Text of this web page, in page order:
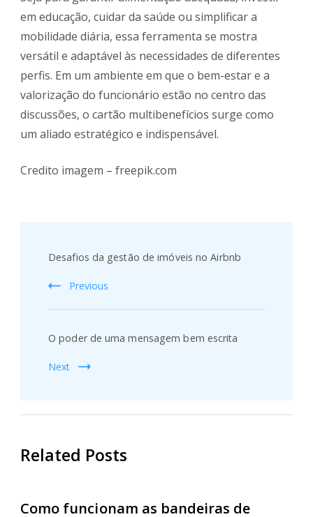
em educação, cuidar da saúde ou simplificar a
mobilidade diária, essa ferramenta se mostra
versátil e adaptável às necessidades de diferentes
perfis. Em um ambiente em que o bem-estar e a
valorização do funcionário estão no centro das
discussões, o cartão multibenefícios surge como
um aliado estratégico e indispensável.
Credito imagem – freepik.com
Navigation
Desafios da gestão de imóveis no Airbnb
Previous
O poder de uma mensagem bem escrita
Next
Related Posts
Como funcionam as bandeiras de